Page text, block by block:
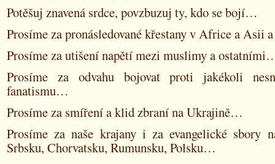
Potěšuj znavená srdce, povzbuzuj ty, kdo se bojí…
Prosíme za pronásledované křestany v Africe a Asii
Prosíme za utišení napětí mezi muslimy a
Prosíme za odvahu bojovat proti jakékoli
fanatismu…
Prosíme za smíření a klid zbraní na Ukrajině…
Prosíme za naše krajany i za evangelické sbory
Srbsku, Chorvatsku, Rumunsku, Polsku…